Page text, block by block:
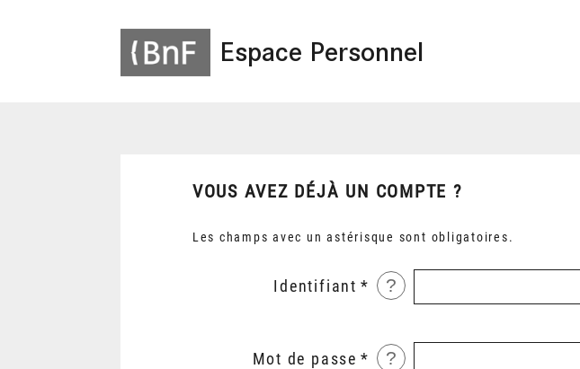
Espace Personnel
VOUS AVEZ DÉJÀ UN COMPTE ?
Les champs avec un astérisque sont obligatoires.
Identifiant ?
Mot de passe ?